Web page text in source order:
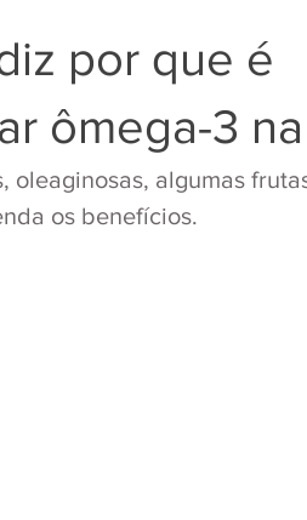
por que é
ômega-3
oleaginosas, algumas
os benefícios.